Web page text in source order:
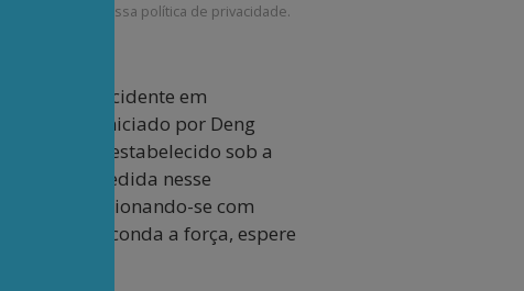
com a nossa política de privacidade.
com o Ocidente em
iniciado por Deng
estabelecido sob a
bem-sucedida nesse
posicionando-se com
– “esconda a força, espere